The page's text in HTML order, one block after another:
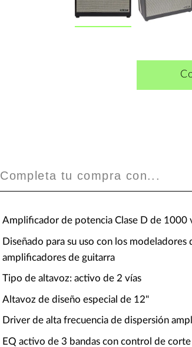
Completa tu compra con...
Amplificador de potencia Clase D de 1000
Diseñado para su uso con los modeladores
amplificadores de guitarra
Tipo de altavoz: activo de 2 vías
Altavoz de diseño especial de 12"
Driver de alta frecuencia de dispersión
EQ activo de 3 bandas con control de